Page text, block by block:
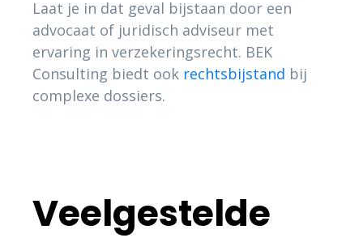
Laat je in dat geval bijstaan door een
advocaat of juridisch adviseur met
ervaring in verzekeringsrecht. BEK
Consulting biedt ook rechtsbijstand bij
complexe dossiers.
Veelgestelde